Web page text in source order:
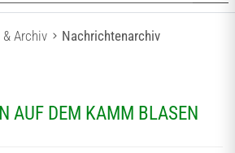
Archiv Nachrichtenarchiv
AUF DEM KAMM BLASEN